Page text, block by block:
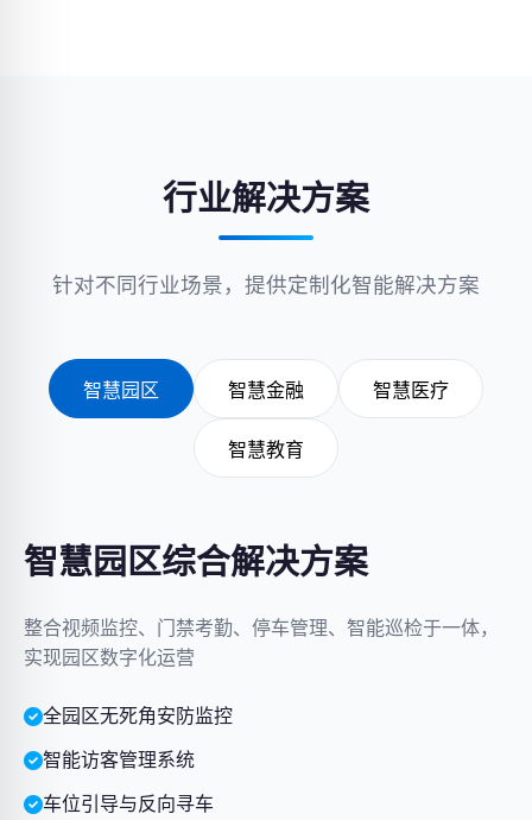
行业解决方案
针对不同行业场景，提供定制化智能解决方案
智慧园区 智慧金融 智慧医疗
智慧教育
智慧园区综合解决方案
整合视频监控、门禁考勤、停车管理、智能巡检于一体，
实现园区数字化运营
全园区无死角安防监控
智能访客管理系统
车位引导与反向寻车